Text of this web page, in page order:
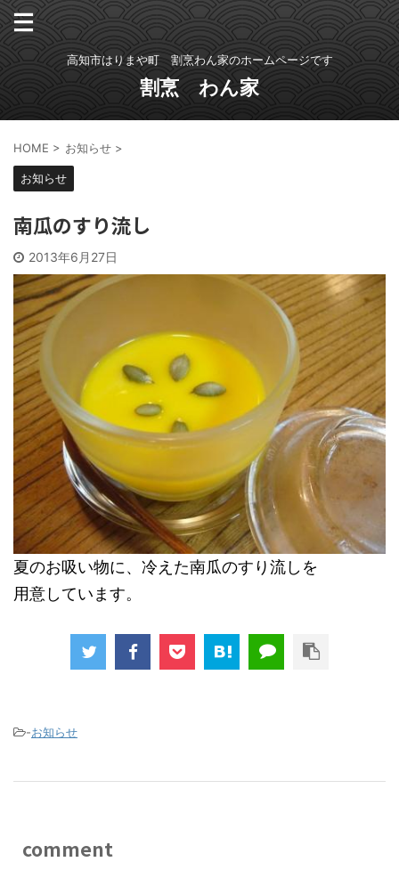
高知市はりまや町 割烹わん家のホームページです
割烹 わん家
HOME > お知らせ >
お知らせ
南瓜のすり流し
2013年6月27日
夏のお吸い物に、冷えた南瓜のすり流しを
用意しています。
-お知らせ
comment